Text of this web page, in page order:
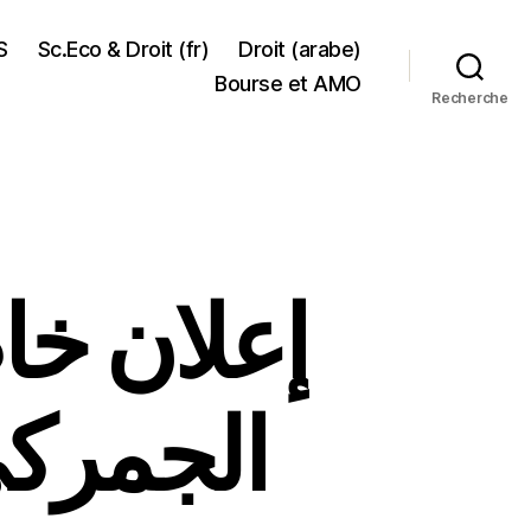
Sc.Eco & Droit (fr)
Droit (arabe)
Bourse et AMO
Recherche
إعلان